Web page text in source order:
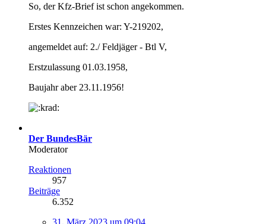
So, der Kfz-Brief ist schon angekommen.
Erstes Kennzeichen war: Y-219202,
angemeldet auf: 2./ Feldjäger - Btl V,
Erstzulassung 01.03.1958,
Baujahr aber 23.11.1956!
Der BundesBär
Moderator
Reaktionen
957
Beiträge
6.352
31. März 2023 um 09:04